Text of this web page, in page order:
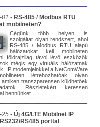
01 - RS-485 / Modbus RTU
mobilneten?
Cégünk több helyen is
szolgáltat olyan rendszert, ahol
RS-485 / Modbus RTU alapú
hálózatokat kell mobilneten
földrajzilag távol lévő eszközök
mégis egy virtuális hálózatnak
IP modemjeinkkel a NetComWare
létrehozhatóak olyan
amiken transzparensen küldhetőek
Részletekért keressen
bennünket.
25 - Új 4G/LTE Mobilnet IP
RS485 porttal